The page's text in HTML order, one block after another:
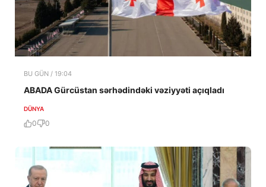
BU GÜN / 19:04
ABADA Gürcüstan sərhədindəki vəziyyəti açıqladı
DÜNYA
0 0